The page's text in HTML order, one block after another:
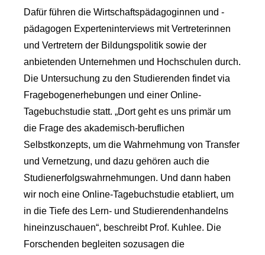
Dafür führen die Wirtschaftspädagoginnen und -
pädagogen Experteninterviews mit Vertreterinnen
und Vertretern der Bildungspolitik sowie der
anbietenden Unternehmen und Hochschulen durch.
Die Untersuchung zu den Studierenden findet via
Fragebogenerhebungen und einer Online-
Tagebuchstudie statt. „Dort geht es uns primär um
die Frage des akademisch-beruflichen
Selbstkonzepts, um die Wahrnehmung von Transfer
und Vernetzung, und dazu gehören auch die
Studienerfolgswahrnehmungen. Und dann haben
wir noch eine Online-Tagebuchstudie etabliert, um
in die Tiefe des Lern- und Studierendenhandelns
hineinzuschauen“, beschreibt Prof. Kuhlee. Die
Forschenden begleiten sozusagen die